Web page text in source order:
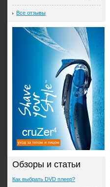
Все отзывы
Обзоры и статьи
Как выбрать DVD плеер?